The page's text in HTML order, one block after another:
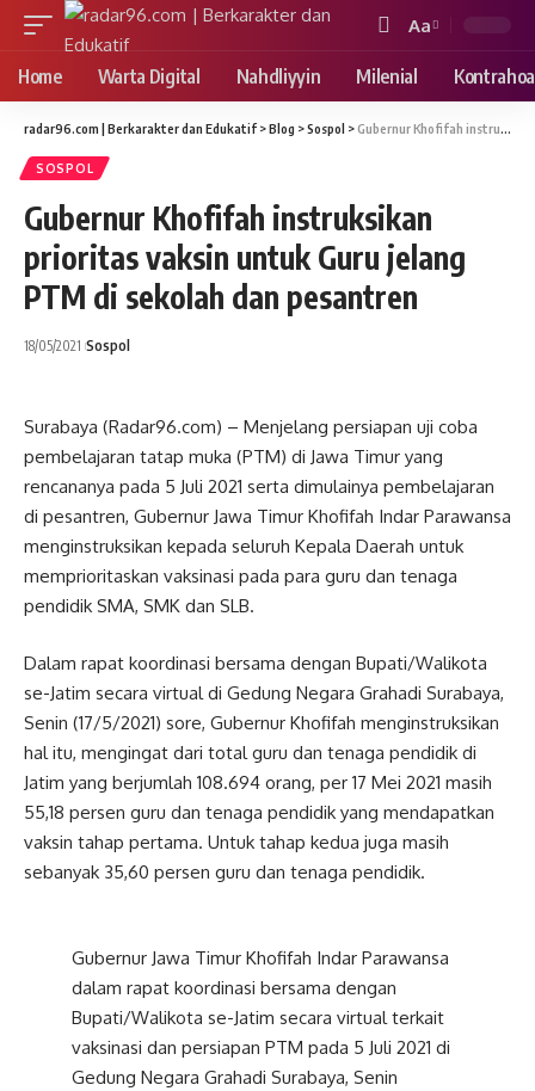
Font
Resizer
Aa
Home Warta Digital Nahdliyyin Milenial
radar96.com | Berkarakter dan Edukatif >Blog >Sospol >Gubernur Khofifah instruksikan prioritas vaksin untuk Guru jelang PTM di sekolah dan pesantren
SOSPOL
Gubernur Khofifah instruksikan
prioritas vaksin untuk Guru jelang
PTM di sekolah dan pesantren
18/05/2021 Sospol
Surabaya (Radar96.com) – Menjelang persiapan uji coba
pembelajaran tatap muka (PTM) di Jawa Timur yang
rencananya pada 5 Juli 2021 serta dimulainya pembelajaran
di pesantren, Gubernur Jawa Timur Khofifah Indar Parawansa
menginstruksikan kepada seluruh Kepala Daerah untuk
memprioritaskan vaksinasi pada para guru dan tenaga
pendidik SMA, SMK dan SLB.
Dalam rapat koordinasi bersama dengan Bupati/Walikota
se-Jatim secara virtual di Gedung Negara Grahadi Surabaya,
Senin (17/5/2021) sore, Gubernur Khofifah menginstruksikan
hal itu, mengingat dari total guru dan tenaga pendidik di
Jatim yang berjumlah 108.694 orang, per 17 Mei 2021 masih
55,18 persen guru dan tenaga pendidik yang mendapatkan
vaksin tahap pertama. Untuk tahap kedua juga masih
sebanyak 35,60 persen guru dan tenaga pendidik.
Gubernur Jawa Timur Khofifah Indar Parawansa
dalam rapat koordinasi bersama dengan
Bupati/Walikota se-Jatim secara virtual terkait
vaksinasi dan persiapan PTM pada 5 Juli 2021 di
Gedung Negara Grahadi Surabaya, Senin